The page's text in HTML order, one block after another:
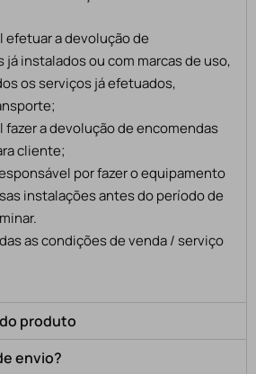
efetuar a devolução de
instalados ou com marcas de uso,
os serviços já efetuados,
fazer a devolução de encomendas
cliente;
por fazer o equipamento
instalações antes do período de
as condições de venda / serviço
produto
envio?